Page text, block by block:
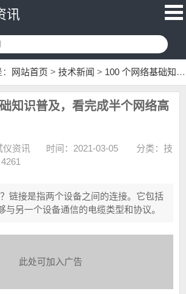
讯
网站首页 > 技术新闻 > 100 个网络基础知识普及，看完成半个网络高手
知识普及，看完成半个网络高
资讯 时间：2021-03-05 分类：技
链接是指两个设备之间的连接。它包括
与另一个设备通信的电缆类型和协议。
此处可加入广告